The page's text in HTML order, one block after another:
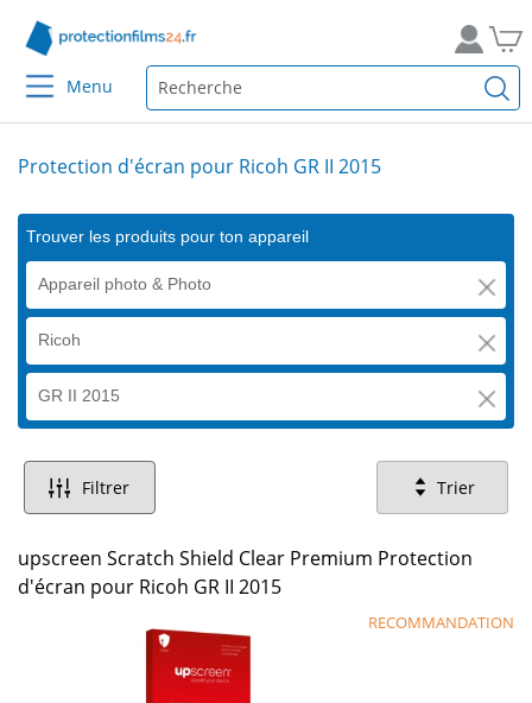
Menu
Protection d'écran pour Ricoh GR II 2015
Trouver les produits pour ton appareil
Appareil photo & Photo
Ricoh
GR II 2015
Filtrer Trier
upscreen Scratch Shield Clear Premium Protection
d'écran pour Ricoh GR II 2015
RECOMMANDATION